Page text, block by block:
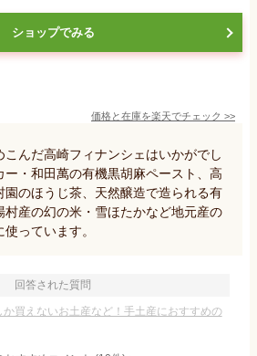
ショップでみる
価格と在庫を楽天でチェック >>
んだ高崎フィナンシェはいかがでし
ー・和田萬の有機黒胡麻ペースト、高
園のほうじ茶、天然醸造で造られる有
村産の幻の米・雪ほたかなど地元産の
っています。
回答された質問
か買えないお土産など！手土産におすすめの